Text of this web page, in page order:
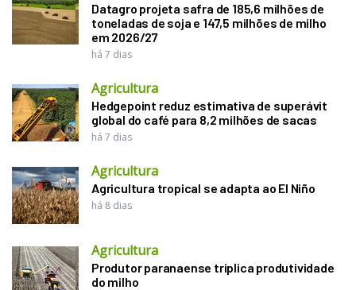
Datagro projeta safra de 185,6 milhões de
toneladas de soja e 147,5 milhões de milho
em 2026/27
há 7 dias
Agricultura
Hedgepoint reduz estimativa de superávit
global do café para 8,2 milhões de sacas
há 7 dias
Agricultura
Agricultura tropical se adapta ao El Niño
há 8 dias
Agricultura
Produtor paranaense triplica produtividade
do milho